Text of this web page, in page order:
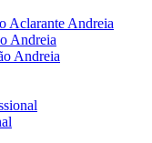
Aclarante Andreia
Andreia
Andreia